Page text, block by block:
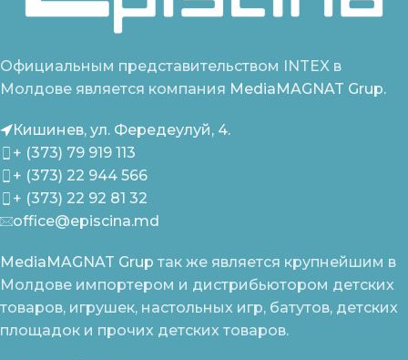
Официальным представительством INTEX в
Молдове является компания MediaMAGNAT Grup.
Кишинев, ул. Фередеулуй, 4.
+ (373) 79 919 113
+ (373) 22 944 566
+ (373) 22 92 81 32
office@episcina.md
MediaMAGNAT Grup так же является крупнейшим в
Молдове импортером и дистрибьютором детских
товаров, игрушек, настольных игр, батутов, детских
площадок и прочих детских товаров.